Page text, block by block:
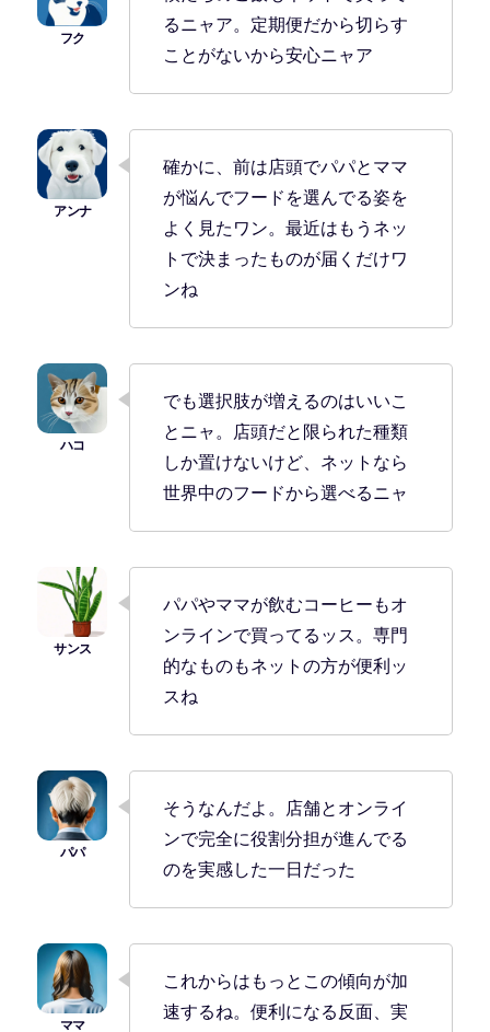
るニャア。定期便だから切らす
ことがないから安心ニャア
確かに、前は店頭でパパとママ
が悩んでフードを選んでる姿を
よく見たワン。最近はもうネッ
トで決まったものが届くだけワ
ンね
でも選択肢が増えるのはいいこ
とニャ。店頭だと限られた種類
しか置けないけど、ネットなら
世界中のフードから選べるニャ
パパやママが飲むコーヒーもオ
ンラインで買ってるッス。専門
的なものもネットの方が便利ッ
スね
そうなんだよ。店舗とオンライ
ンで完全に役割分担が進んでる
のを実感した一日だった
これからはもっとこの傾向が加
速するね。便利になる反面、実